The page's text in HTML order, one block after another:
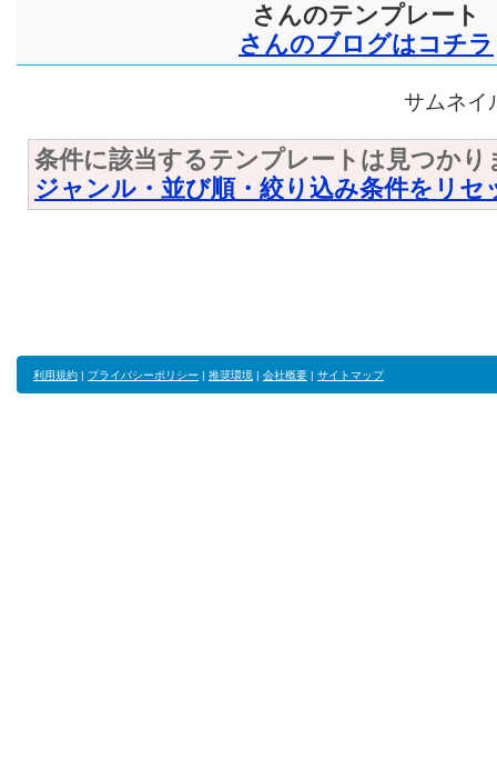
さんのテンプレート
さんのブログはコチラ
サムネイ
条件に該当するテンプレートは見つかり
ジャンル・並び順・絞り込み条件をリセ
利用規約 | プライバシーポリシー | 推奨環境 | 会社概要 | サイトマップ